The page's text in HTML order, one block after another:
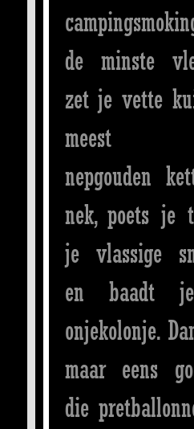
de minste
zet je vette
meest
nepgouden
nek, poets je
je vlassige
en baadt
onjekolonje.
maar eens
die